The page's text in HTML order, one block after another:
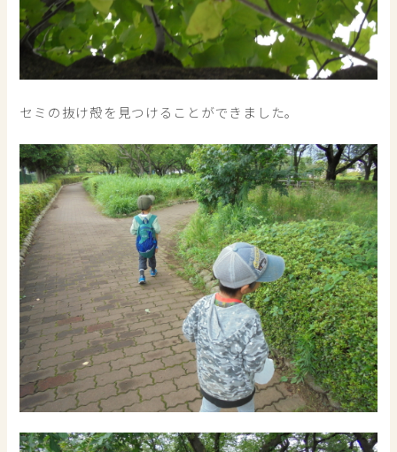
セミの抜け殻を見つけることができました。